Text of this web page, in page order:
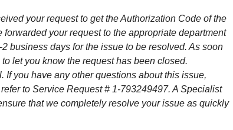
your request to get the Authorization Code of the
your request to the appropriate department
business days for the issue to be resolved. As soon
let you know the request has been closed.
If you have any other questions about this issue,
to Service Request # 1-793249497. A Specialist
that we completely resolve your issue as quickly